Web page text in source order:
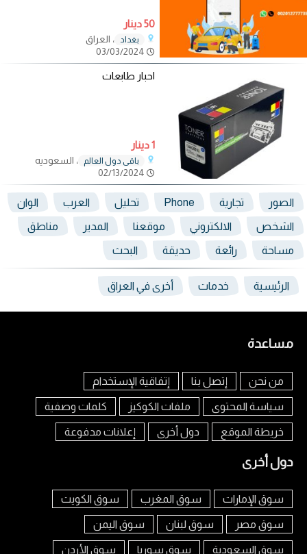
50 دينار
بغداد
، العراق
احبار طابعات
1 دينار
باقي دول العالم
، السعوديه
الصور تجارية Phone تحليل العرب الوان
الشخص الالكتروني موقعنا المدير مناطق
مساحة رائعة حديقة البحث
الرئيسية خدمات أخرى في العراق
مساعدة
من نحن إتصل بنا إتفاقية الإستخدام
سياسة المحتوى ملفات الكوكيز كلمات وصفية
خريطة الموقع دول أخرى إعلانات مدفوعة
دول أخرى
سوق الإمارات سوق المغرب سوق الكويت
سوق مصر سوق لبنان سوق اليمن
سوق السعودية سوق سوريا سوق الأردن